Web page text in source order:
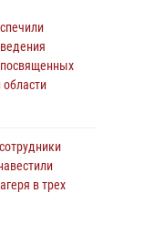
с
Омской
по
(видео)
2
в трех